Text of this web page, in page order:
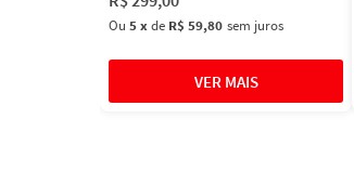
Ou 5xde R$ 59,80 sem juros